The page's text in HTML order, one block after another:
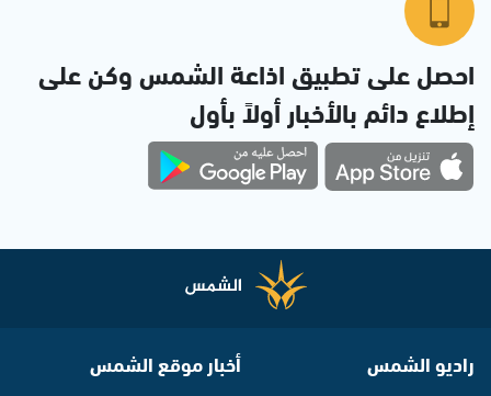
احصل على تطبيق اذاعة الشمس وكن على
إطلاع دائم بالأخبار أولاً بأول
راديو الشمس أخبار موقع الشمس